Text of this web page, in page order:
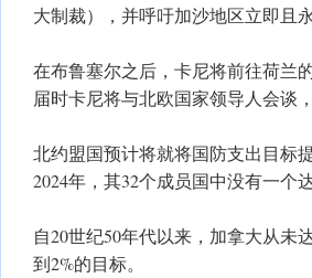
大制裁），并呼吁加沙地区立即且永
在布鲁塞尔之后，卡尼将前往荷兰
届时卡尼将与北欧国家领导人会谈
北约盟国预计将就将国防支出目标
2024年，其32个成员国中没有一个
自20世纪50年代以来，加拿大从未
到2%的目标。